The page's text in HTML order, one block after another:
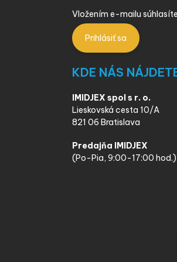
Vložením e-mailu
Prihlásiť sa
KDE NÁS
IMIDJEX spol s r. o.
Lieskovská cesta 10/A
821 06 Bratislava
Predajňa IMIDJEX
(Po-Pia, 9:00-17:00 hod.)